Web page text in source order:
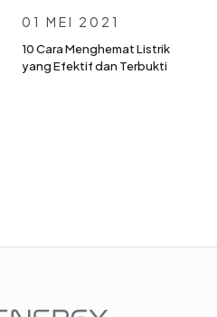
01 MEI 2021
10 Cara Menghemat Listrik
yang Efektif dan Terbukti